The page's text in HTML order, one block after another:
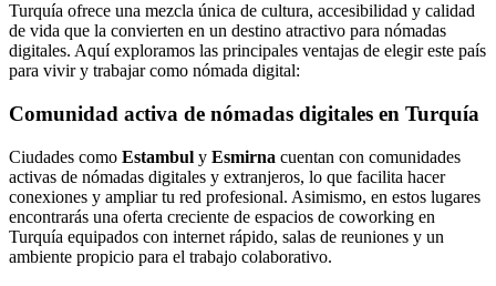
Turquía ofrece una mezcla única de cultura, accesibilidad y calidad
de vida que la convierten en un destino atractivo para nómadas
digitales. Aquí exploramos las principales ventajas de elegir este país
para vivir y trabajar como nómada digital:
Comunidad activa de nómadas digitales en Turquía
Ciudades como Estambul y Esmirna cuentan con comunidades
activas de nómadas digitales y extranjeros, lo que facilita hacer
conexiones y ampliar tu red profesional. Asimismo, en estos lugares
encontrarás una oferta creciente de espacios de coworking en
Turquía equipados con internet rápido, salas de reuniones y un
ambiente propicio para el trabajo colaborativo.